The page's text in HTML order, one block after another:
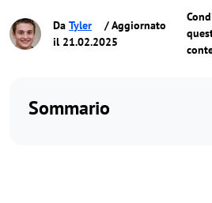
Da Tyler
/ Aggiornato
il 21.02.2025
Sommario